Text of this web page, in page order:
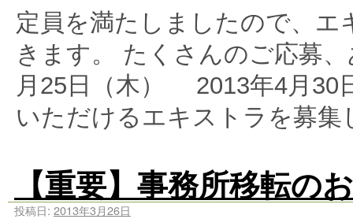
定員を満たしましたので、
きます。 たくさんのご応募
月25日（木） 2013年4月30
いただけるエキストラを募
【重要】事務所移転の
投稿日: 2013年3月26日